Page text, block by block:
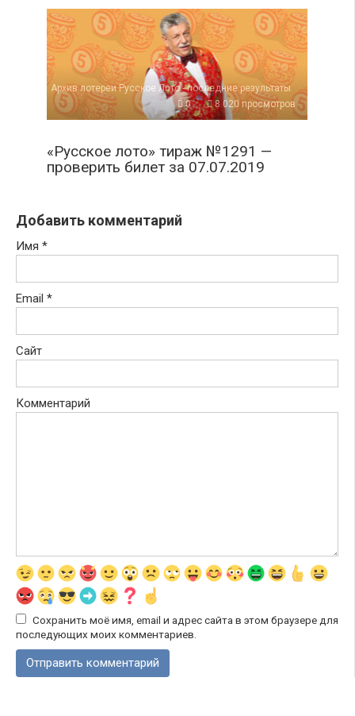
Архив лотереи Русское Лото - последние результаты
0
8 020 просмотров
«Русское лото» тираж №1291 —
проверить билет за 07.07.2019
Добавить комментарий
Имя *
Email *
Сайт
Комментарий
Сохранить моё имя, email и адрес сайта в этом браузере для
последующих моих комментариев.